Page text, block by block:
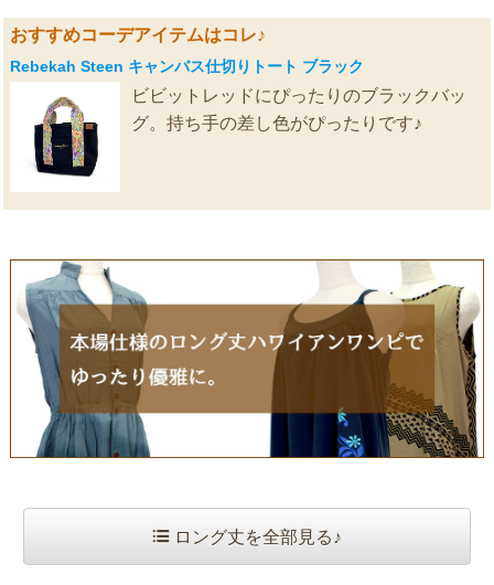
おすすめコーデアイテムはコレ♪
Rebekah Steen キャンバス仕切りトート ブラック
ビビットレッドにぴったりのブラックバッ
グ。持ち手の差し色がぴったりです♪
ロング丈を全部見る♪